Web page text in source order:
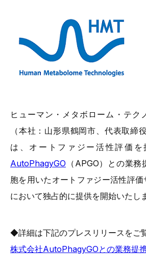
ヒューマン・メタボローム・テク
（本社：山形県鶴岡市、代表取締
は、オートファジー活性評価を
AutoPhagyGO （APGO）との業
胞を用いたオートファジー活性評
において独占的に提供を開始いたし
◆詳細は下記のプレスリリースをご
株式会社AutoPhagyGOとの業務提